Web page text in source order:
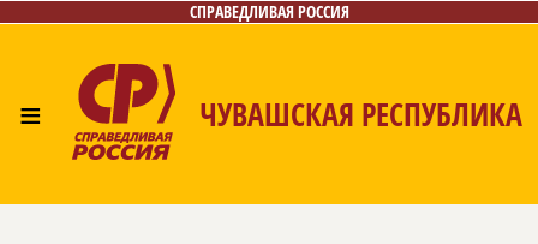
СПРАВЕДЛИВАЯ РОССИЯ
≡ ЧУВАШСКАЯ РЕСПУБЛИКА